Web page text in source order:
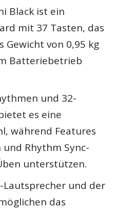
Black ist ein
mit 37 Tasten, das
Gewicht von 0,95 kg
Batteriebetrieb
und 32-
es eine
während Features
Rhythm Sync-
unterstützen.
und der
das